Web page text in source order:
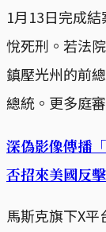
1月13日完成
悅死刑。若法
鎮壓光州的前
總統。更多庭
深偽影像傳播
否招來美國反
馬斯克旗下X